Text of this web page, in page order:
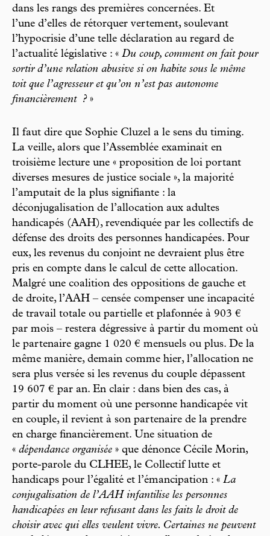
dans les rangs des premières concernées. Et
l’une d’elles de rétorquer vertement, soulevant
l’hypocrisie d’une telle déclaration au regard de
l’actualité législative : « Du coup, comment on fait pour
sortir d’une relation abusive si on habite sous le même
toit que l’agresseur et qu’on n’est pas autonome
financièrement
?»
Il faut dire que Sophie Cluzel a le sens du timing.
La veille, alors que l’Assemblée examinait en
troisième lecture une « proposition de loi portant
diverses mesures de justice sociale », la majorité
l’amputait de la plus signifiante : la
déconjugalisation de l’allocation aux adultes
handicapés (AAH), revendiquée par les collectifs de
défense des droits des personnes handicapées. Pour
eux, les revenus du conjoint ne devraient plus être
pris en compte dans le calcul de cette allocation.
Malgré une coalition des oppositions de gauche et
de droite, l’AAH – censée compenser une incapacité
de travail totale ou partielle et plafonnée à 903 €
par mois – restera dégressive à partir du moment où
le partenaire gagne 1 020 € mensuels ou plus. De la
même manière, demain comme hier, l’allocation ne
sera plus versée si les revenus du couple dépassent
19 607 € par an. En clair : dans bien des cas, à
partir du moment où une personne handicapée vit
en couple, il revient à son partenaire de la prendre
en charge financièrement. Une situation de
« dépendance organisée » que dénonce Cécile Morin,
porte-parole du CLHEE, le Collectif lutte et
handicaps pour l’égalité et l’émancipation : « La
conjugalisation de l’AAH infantilise les personnes
handicapées en leur refusant dans les faits le droit de
choisir avec qui elles veulent vivre. Certaines ne peuvent